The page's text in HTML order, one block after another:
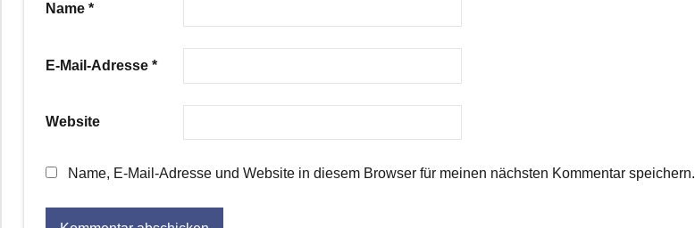
Name *
E-Mail-Adresse *
Website
Name, E-Mail-Adresse und Website in diesem Browser für meinen nächsten Kommentar speichern.